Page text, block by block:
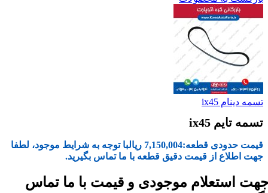
تسمه دینام ix45
تسمه تایم ix45
قیمت حدودی قطعه:7,150,004 ریالبا توجه به شرایط موجود، لطفا
جهت اطلاع از قیمت دقیق قطعه با ما تماس بگیرید.
استعلام موجودی و قیمت با ما تماس